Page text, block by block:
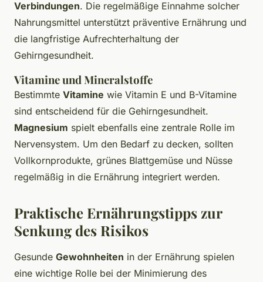
Verbindungen. Die regelmäßige Einnahme solcher
Nahrungsmittel unterstützt präventive Ernährung und
die langfristige Aufrechterhaltung der
Gehirngesundheit.
Vitamine und Mineralstoffe
Bestimmte Vitamine wie Vitamin E und B-Vitamine
sind entscheidend für die Gehirngesundheit.
Magnesium spielt ebenfalls eine zentrale Rolle im
Nervensystem. Um den Bedarf zu decken, sollten
Vollkornprodukte, grünes Blattgemüse und Nüsse
regelmäßig in die Ernährung integriert werden.
Praktische Ernährungstipps zur
Senkung des Risikos
Gesunde Gewohnheiten in der Ernährung spielen
eine wichtige Rolle bei der Minimierung des